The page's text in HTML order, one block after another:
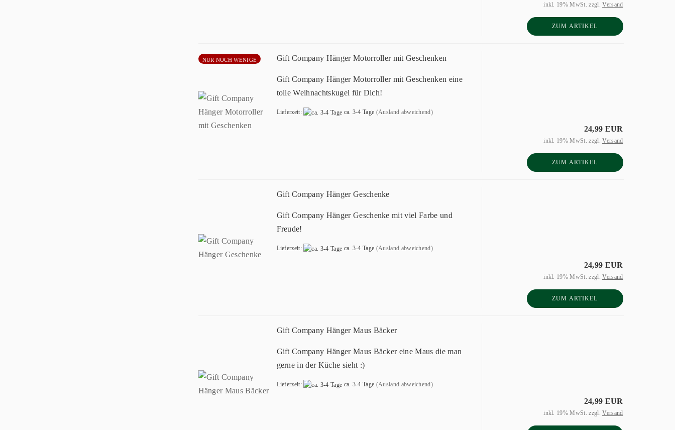
inkl. 19% MwSt. zzgl.Versand
ZUM ARTIKEL
NUR NOCH WENIGE Gift Company Hänger Motorroller mit Geschenken
Gift Company Hänger Motorroller mit Geschenken eine
tolle Weihnachtskugel für Dich!
Lieferzeit: ca. 3-4 Tage (Ausland abweichend)
24,99 EUR
inkl. 19% MwSt. zzgl.Versand
ZUM ARTIKEL
Gift Company Hänger Geschenke
Gift Company Hänger Geschenke mit viel Farbe und
Freude!
Lieferzeit: ca. 3-4 Tage (Ausland abweichend)
24,99 EUR
inkl. 19% MwSt. zzgl.Versand
ZUM ARTIKEL
Gift Company Hänger Maus Bäcker
Gift Company Hänger Maus Bäcker eine Maus die man
gerne in der Küche sieht :)
Lieferzeit: ca. 3-4 Tage (Ausland abweichend)
24,99 EUR
inkl. 19% MwSt. zzgl.Versand